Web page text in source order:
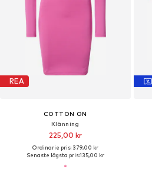
REA
COTTON ON
Klänning
225,00 kr
Ordinarie pris: 379,00 kr
Senaste lägsta pris:135,00 kr